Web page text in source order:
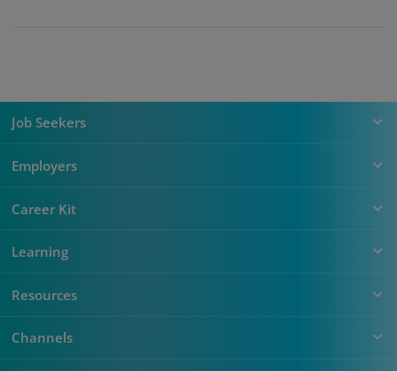
Job Seekers
Employers
Career Kit
Learning
Resources
Channels